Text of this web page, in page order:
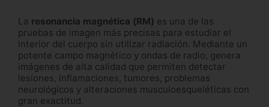
La resonancia magnética (RM) es una de las
pruebas de imagen más precisas para estudiar el
interior del cuerpo sin utilizar radiación. Mediante un
potente campo magnético y ondas de radio, genera
imágenes de alta calidad que permiten detectar
lesiones, inflamaciones, tumores, problemas
neurológicos y alteraciones musculoesqueléticas con
gran exactitud.